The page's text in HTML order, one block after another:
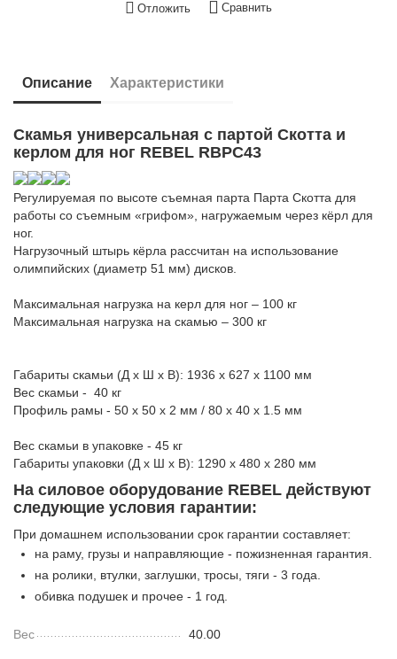
Отложить Сравнить
Описание Характеристики
Скамья универсальная с партой Скотта и
керлом для ног REBEL RBPC43
Регулируемая по высоте съемная парта Парта Скотта для
работы со съемным «грифом», нагружаемым через кёрл для
ног.
Нагрузочный штырь кёрла рассчитан на использование
олимпийских (диаметр 51 мм) дисков.
Максимальная нагрузка на керл для ног – 100 кг
Максимальная нагрузка на скамью – 300 кг
Габариты скамьи (Д х Ш х В): 1936 х 627 х 1100 мм
Вес скамьи - 40 кг
Профиль рамы - 50 х 50 х 2 мм / 80 х 40 х 1.5 мм
Вес скамьи в упаковке - 45 кг
Габариты упаковки (Д х Ш х В): 1290 х 480 х 280 мм
На силовое оборудование REBEL действуют
следующие условия гарантии:
При домашнем использовании срок гарантии составляет:
на раму, грузы и направляющие - пожизненная гарантия.
на ролики, втулки, заглушки, тросы, тяги - 3 года.
обивка подушек и прочее - 1 год.
Вес 40.00